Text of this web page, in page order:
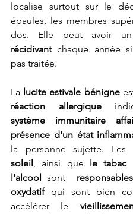
localise surtout sur le
épaules, les membres
dos. Elle peut avoir
récidivant chaque année
pas traitée.
La lucite estivale bénigne
réaction allergique
système immunitaire
présence d'un état
la personne sujette. Les
soleil , ainsi que le tabac
l'alcool
sont
oxydatif qui sont bien
accélérer le